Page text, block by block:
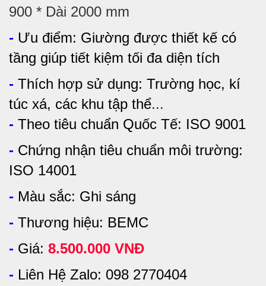
900 * Dài 2000 mm
- Ưu điểm: Giường được thiết kế có
tầng giúp tiết kiệm tối đa diện tích
- Thích hợp sử dụng: Trường học, kí
túc xá, các khu tập thể...
- Theo tiêu chuẩn Quốc Tế: ISO 9001
- Chứng nhận tiêu chuẩn môi trường:
ISO 14001
- Màu sắc: Ghi sáng
- Thương hiệu: BEMC
- Giá: 8.500.000 VNĐ
- Liên Hệ Zalo: 098 2770404